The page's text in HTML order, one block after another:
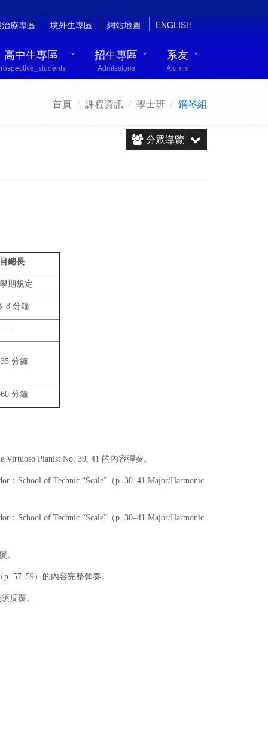
療專區 境外生專區 網站地圖 ENGLISH
高中生專區 招生專區
Admissions
系友
Alumni
首頁 課程資訊 學士班 鋼琴組
分眾導覽
總長
期規定
8 分鐘
—
分鐘
分鐘
Pianist No. 39, 41 的內容彈奏。
School of Technic “Scale”（p. 30–41 Major/Harmonic
School of Technic “Scale”（p. 30–41 Major/Harmonic
。
57–59）的內容完整彈奏。
反覆。